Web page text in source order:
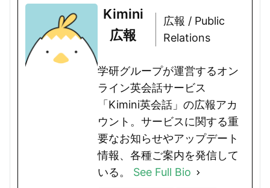
Kimini
広報
広報 / Public
Relations
学研グループが運営するオン
ライン英会話サービス
「Kimini英会話」の広報アカ
ウント。サービスに関する重
要なお知らせやアップデート
情報、各種ご案内を発信して
いる。 See Full Bio